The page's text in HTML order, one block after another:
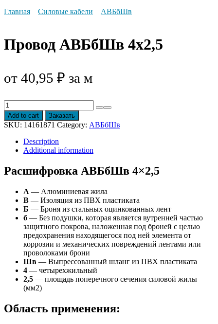
Главная
Силовые кабели АВБбШв
Провод АВБбШв 4x2,5
от 40,95 ₽ за м
Провод
АВБбШв
4x2,5
quantity
Add to cart Заказать
SKU: 14161871 Category: АВБбШв
Description
Additional information
Расшифровка АВБбШв 4×2,5
А — Алюминиевая жила
В — Изоляция из ПВХ пластиката
Б — Броня из стальных оцинкованных лент
б — Без подушки, которая является вутренней частью
защитного покрова, наложенная под броней с целью
предохранения находящегося под ней элемента от
коррозии и механических повреждений лентами или
проволоками брони
Шв — Выпрессованный шланг из ПВХ пластиката
4 — четырехжильный
2,5 — площадь поперечного сечения силовой жилы
(мм2)
Область применения: